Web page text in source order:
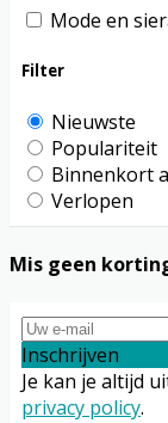
Mode en
Filter
Nieuwste
Populariteit
Binnenkort
Verlopen
Mis geen
Inschrijven
Je kan je altijd
privacy policy.